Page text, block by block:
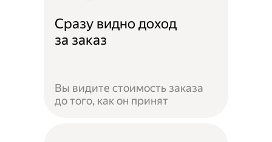
Сразу видно доход
за заказ
Вы видите стоимость заказа
до того, как он принят